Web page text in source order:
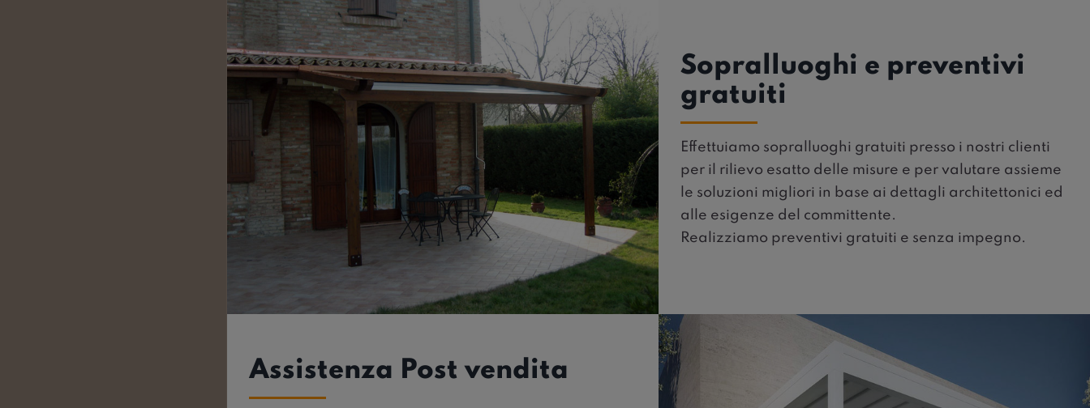
Sopralluoghi e preventivi
gratuiti
Effettuiamo sopralluoghi gratuiti presso i nostri clienti
per il rilievo esatto delle misure e per valutare assieme
le soluzioni migliori in base ai dettagli architettonici ed
alle esigenze del committente.
Realizziamo preventivi gratuiti e senza impegno.
Assistenza Post vendita